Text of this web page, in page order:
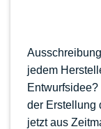
jedem
der Erstellung
jetzt aus